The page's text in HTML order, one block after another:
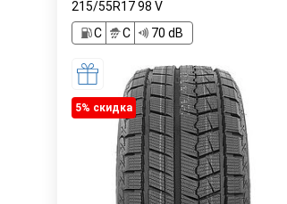
215/55R1798 V
C
C 70 dB
5% cкидка